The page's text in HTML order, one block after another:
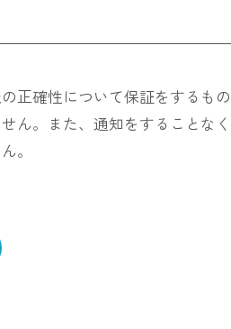
正確性について保証をするも
ん。また、通知をすることな
。